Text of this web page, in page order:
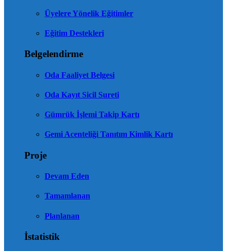
Üyelere Yönelik Eğitimler
Eğitim Destekleri
Belgelendirme
Oda Faaliyet Belgesi
Oda Kayıt Sicil Sureti
Gümrük İşlemi Takip Kartı
Gemi Acenteliği Tanıtım Kimlik Kartı
Proje
Devam Eden
Tamamlanan
Planlanan
İstatistik